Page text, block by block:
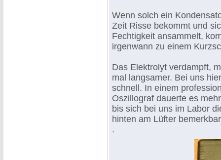
Wenn solch ein
Zeit Risse bekommt und
Fechtigkeit ansammelt,
irgenwann zu einem
Das Elektrolyt verdampft,
mal langsamer. Bei uns
schnell. In einem
Oszillograf dauerte es
bis sich bei uns im Labor
hinten am Lüfter
.